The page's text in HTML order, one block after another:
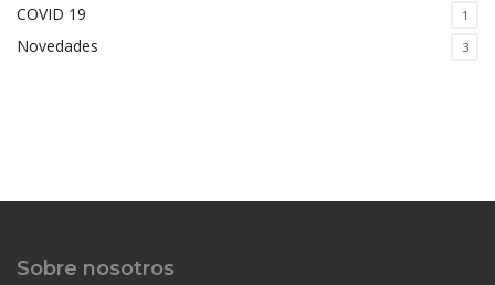
COVID 19 1
Novedades 3
Sobre nosotros